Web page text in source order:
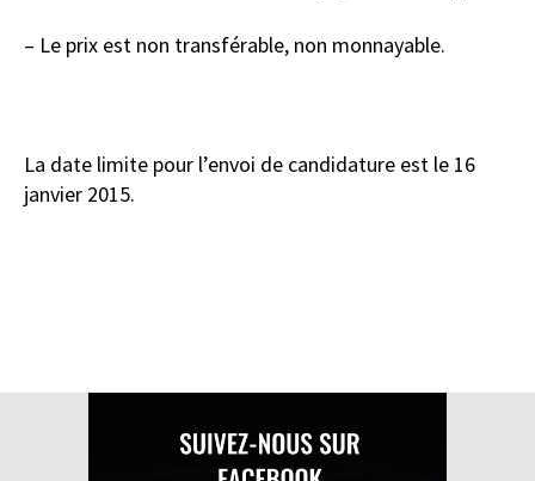
– Le prix est non transférable, non monnayable.
La date limite pour l’envoi de candidature est le 16
janvier 2015.